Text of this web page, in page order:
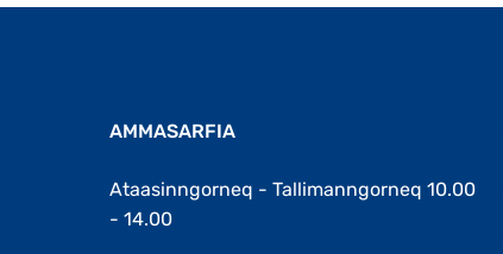
AMMASARFIA
Ataasinngorneq - Tallimanngorneq 10.00
- 14.00